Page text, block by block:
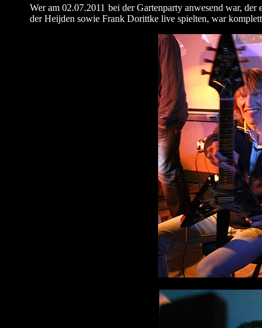
Wer am 02.07.2011 bei der Gartenparty anwesend war,
der Heijden sowie Frank Dorittke live spielten, war